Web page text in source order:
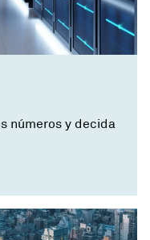
números y decida